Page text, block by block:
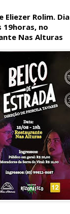
Eliezer Rolim. Dia
19horas, no
Nas Alturas